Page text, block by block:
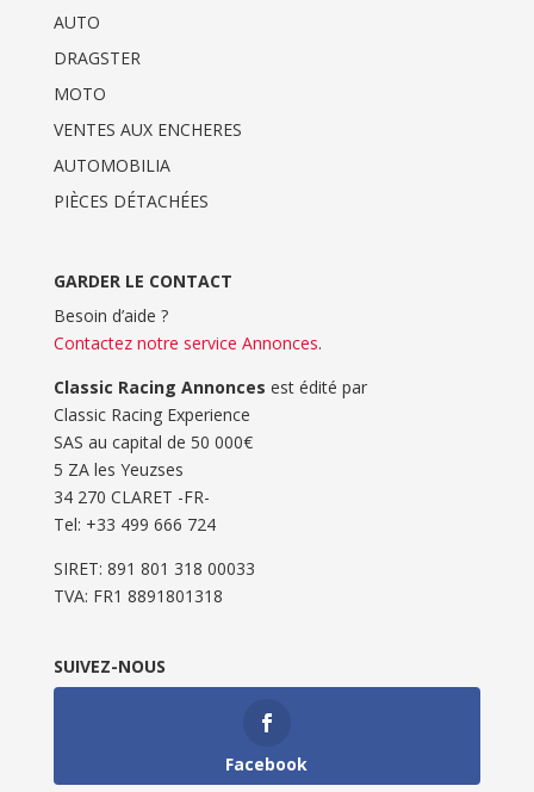
AUTO
DRAGSTER
MOTO
VENTES AUX ENCHERES
AUTOMOBILIA
PIÈCES DÉTACHÉES
GARDER LE CONTACT
Besoin d’aide ?
Contactez notre service Annonces.
Classic Racing Annonces est édité par
Classic Racing Experience
SAS au capital de 50 000€
5 ZA les Yeuzses
34 270 CLARET -FR-
Tel: ‭+33 499 666 724‬
SIRET: 891 801 318 00033
TVA: FR1 8891801318
SUIVEZ-NOUS
Facebook